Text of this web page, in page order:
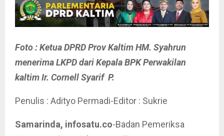
Foto : Ketua DPRD Prov Kaltim HM. Syahrun
menerima LKPD dari Kepala BPK Perwakilan
kaltim Ir. Cornell Syarif P.
Penulis : Adityo Permadi-Editor : Sukrie
Samarinda, infosatu.co-Badan Pemeriksa